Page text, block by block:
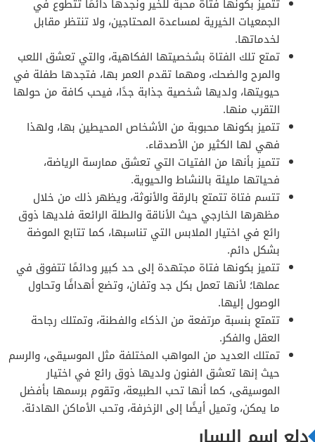
تتميز بكونها فتاة محبة للخير ونجدها دائمًا تتطوع في
الجمعيات الخيرية لمساعدة المحتاجين، ولا تنتظر مقابل
لخدماتها.
تمتع تلك الفتاة بشخصيتها الفكاهية، والتي تعشق اللعب
والمرح والضحك، ومهما تقدم العمر بها، فتجدها طفلة في
حيويتها، ولديها شخصية جذابة جدًا، فيحب كافة من حولها
التقرب منها.
تتميز بكونها محبوبة من الأشخاص المحيطين بها، ولهذا
فهي لها الكثير من الأصدقاء.
تتميز بأنها من الفتيات التي تعشق ممارسة الرياضة،
فحياتها مليئة بالنشاط والحيوية.
تتسم فتاة تتمتع بالرقة والأنوثة، ويظهر ذلك من خلال
مظهرها الخارجي حيث الأناقة والطلة الرائعة فلديها ذوق
رائع في اختيار الملابس التي تناسبها، كما تتابع الموضة
بشكل دائم.
تتميز بكونها فتاة مجتهدة إلى حد كبير ودائمًا تتفوق في
عملها؛ لأنها تعمل بكل جد وتفان، وتضع أهدافًا وتحاول
الوصول إليها.
تتمتع بنسبة مرتفعة من الذكاء والفطنة، وتمتلك رجاحة
العقل والفكر.
تمتلك العديد من المواهب المختلفة مثل الموسيقى، والرسم
حيث إنها تعشق الفنون ولديها ذوق رائع في اختيار
الموسيقى، كما أنها تحب الطبيعة، وتقوم برسمها بأفضل
ما يمكن، وتميل أيضًا إلى الزخرفة، وتحب الأماكن الهادئة.